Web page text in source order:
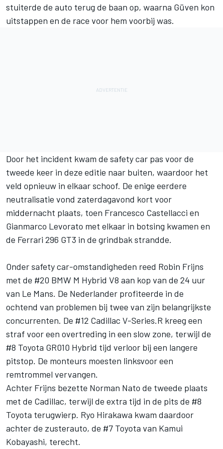
stuiterde de auto terug de baan op, waarna Güven kon
uitstappen en de race voor hem voorbij was.
Door het incident kwam de safety car pas voor de
tweede keer in deze editie naar buiten, waardoor het
veld opnieuw in elkaar schoof. De enige eerdere
neutralisatie vond zaterdagavond kort voor
middernacht plaats, toen Francesco Castellacci en
Gianmarco Levorato met elkaar in botsing kwamen en
de Ferrari 296 GT3 in de grindbak strandde.
Onder safety car-omstandigheden reed Robin Frijns
met de #20 BMW M Hybrid V8 aan kop van de 24 uur
van Le Mans. De Nederlander profiteerde in de
ochtend van problemen bij twee van zijn belangrijkste
concurrenten. De #12 Cadillac V-Series.R kreeg een
straf voor een overtreding in een slow zone, terwijl de
#8 Toyota GR010 Hybrid tijd verloor bij een langere
pitstop. De monteurs moesten linksvoor een
remtrommel vervangen.
Achter Frijns bezette Norman Nato de tweede plaats
met de Cadillac, terwijl de extra tijd in de pits de #8
Toyota terugwierp. Ryo Hirakawa kwam daardoor
achter de zusterauto, de #7 Toyota van Kamui
Kobayashi, terecht.